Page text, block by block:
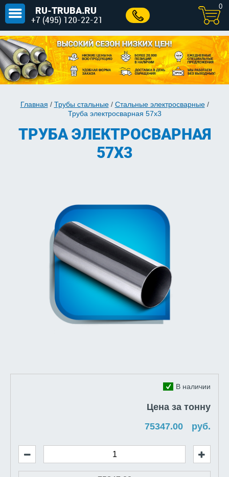
RU-TRUBA.RU
+7 (495) 120-22-21
0
Главная / Трубы стальные/ Стальные электросварные/
Труба электросварная 57х3
ТРУБА ЭЛЕКТРОСВАРНАЯ
57Х3
В наличии
Цена за тонну
руб.